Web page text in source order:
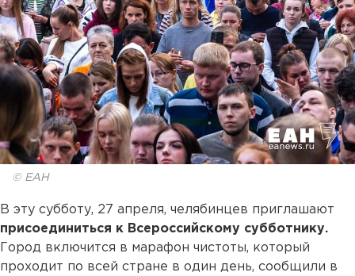
© ЕАН
В эту субботу, 27 апреля, челябинцев приглашают
присоединиться к Всероссийскому субботнику.
Город включится в марафон чистоты, который
проходит по всей стране в один день, сообщили в